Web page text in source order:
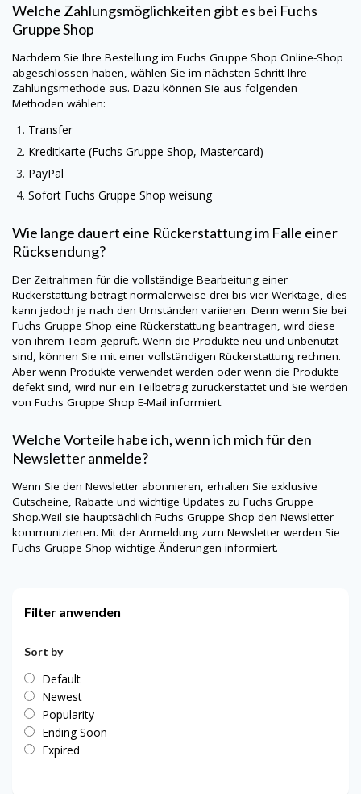
Welche Zahlungsmöglichkeiten gibt es bei Fuchs
Gruppe Shop
Nachdem Sie Ihre Bestellung im Fuchs Gruppe Shop Online-Shop
abgeschlossen haben, wählen Sie im nächsten Schritt Ihre
Zahlungsmethode aus. Dazu können Sie aus folgenden
Methoden wählen:
Transfer
Kreditkarte (Fuchs Gruppe Shop, Mastercard)
PayPal
Sofort Fuchs Gruppe Shop weisung
Wie lange dauert eine Rückerstattung im Falle einer
Rücksendung?
Der Zeitrahmen für die vollständige Bearbeitung einer
Rückerstattung beträgt normalerweise drei bis vier Werktage, dies
kann jedoch je nach den Umständen variieren. Denn wenn Sie bei
Fuchs Gruppe Shop eine Rückerstattung beantragen, wird diese
von ihrem Team geprüft. Wenn die Produkte neu und unbenutzt
sind, können Sie mit einer vollständigen Rückerstattung rechnen.
Aber wenn Produkte verwendet werden oder wenn die Produkte
defekt sind, wird nur ein Teilbetrag zurückerstattet und Sie werden
von Fuchs Gruppe Shop E-Mail informiert.
Welche Vorteile habe ich, wenn ich mich für den
Newsletter anmelde?
Wenn Sie den Newsletter abonnieren, erhalten Sie exklusive
Gutscheine, Rabatte und wichtige Updates zu Fuchs Gruppe
Shop.Weil sie hauptsächlich Fuchs Gruppe Shop den Newsletter
kommunizierten. Mit der Anmeldung zum Newsletter werden Sie
Fuchs Gruppe Shop wichtige Änderungen informiert.
Filter anwenden
Sort by
Default
Newest
Popularity
Ending Soon
Expired